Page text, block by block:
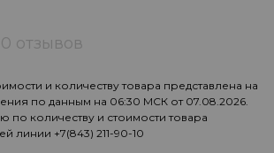
0 отзывов
и количеству товара представлена на
по данным на 06:30 МСК от 07.08.2026.
количеству и стоимости товара
линии +7(843) 211-90-10